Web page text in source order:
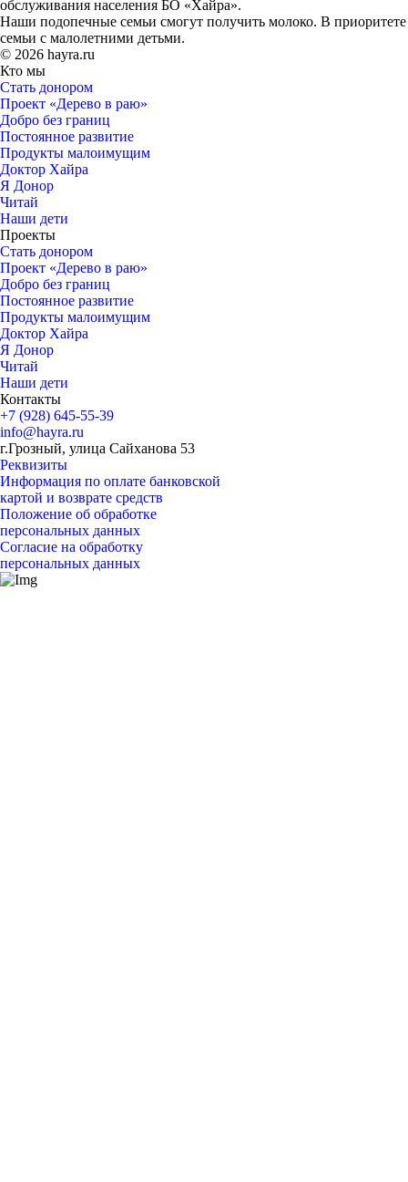
обслуживания населения БО «Хайра».
Наши подопечные семьи смогут получить молоко. В приоритете
семьи с малолетними детьми.
© 2026 hayra.ru
Кто мы
Стать донором
Проект «Дерево в раю»
Добро без границ
Постоянное развитие
Продукты малоимущим
Доктор Хайра
Я Донор
Читай
Наши дети
Проекты
Стать донором
Проект «Дерево в раю»
Добро без границ
Постоянное развитие
Продукты малоимущим
Доктор Хайра
Я Донор
Читай
Наши дети
Контакты
+7 (928) 645-55-39
info@hayra.ru
г.Грозный, улица Сайханова 53
Реквизиты
Информация по оплате банковской
картой и возврате средств
Положение об обработке
персональных данных
Согласие на обработку
персональных данных